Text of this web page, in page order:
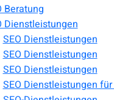
Beratung
Dienstleistungen
SEO Dienstleistungen
SEO Dienstleistungen
SEO Dienstleistungen
SEO Dienstleistungen für